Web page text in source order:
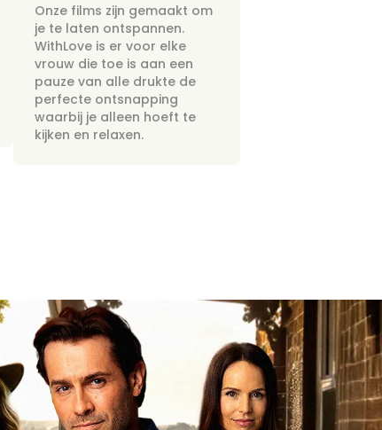
Onze films zijn gemaakt om
je te laten ontspannen.
WithLove is er voor elke
vrouw die toe is aan een
pauze van alle drukte de
perfecte ontsnapping
waarbij je alleen hoeft te
kijken en relaxen.